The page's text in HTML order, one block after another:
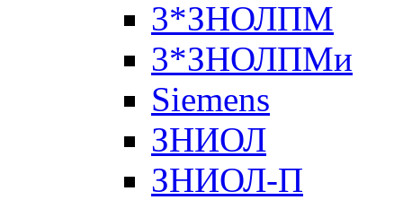
3*ЗНОЛПМ
3*ЗНОЛПМи
Siemens
ЗНИОЛ
ЗНИОЛ-П